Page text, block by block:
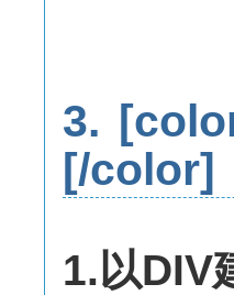
3.
[/color]
1.以DIV